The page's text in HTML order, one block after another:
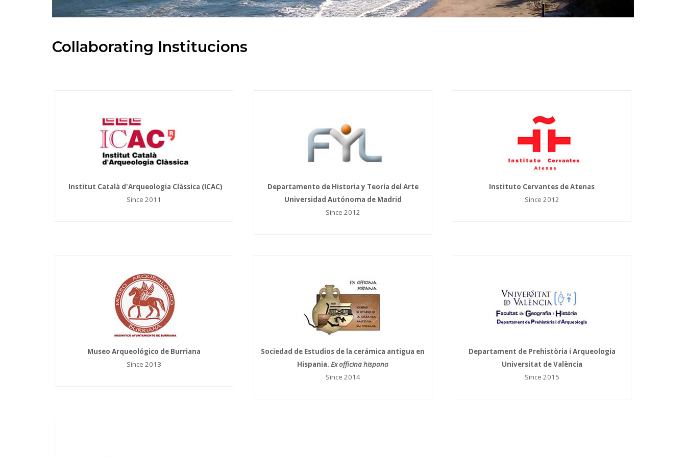
Collaborating Institucions
Institut Català d'Arqueologia Clàssica (ICAC)
Since 2011
Departamento de Historia y Teoría del Arte
Universidad Autónoma de Madrid
Since 2012
Instituto Cervantes de Atenas
Since 2012
Museo Arqueológico de Burriana
Since 2013
Sociedad de Estudios de la cerámica antigua en
Hispania.Ex officina hispana
Since 2014
Departament de Prehistòria i Arqueologia
Universitat de València
Since 2015